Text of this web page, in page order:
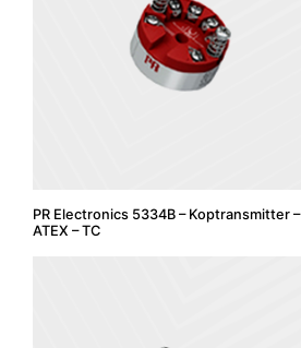
PR Electronics 5334B – Koptransmitter –
ATEX – TC